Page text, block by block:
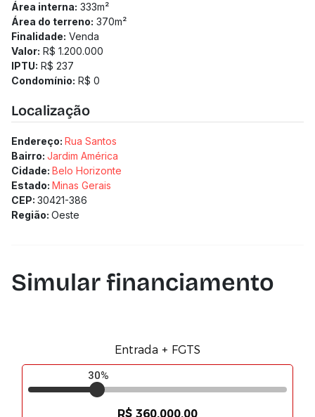
Área interna: 333m²
Área do terreno: 370m²
Finalidade: Venda
Valor: R$ 1.200.000
IPTU: R$ 237
Condomínio: R$ 0
Localização
Endereço: Rua Santos
Bairro: Jardim América
Cidade: Belo Horizonte
Estado: Minas Gerais
CEP: 30421-386
Região: Oeste
Simular financiamento